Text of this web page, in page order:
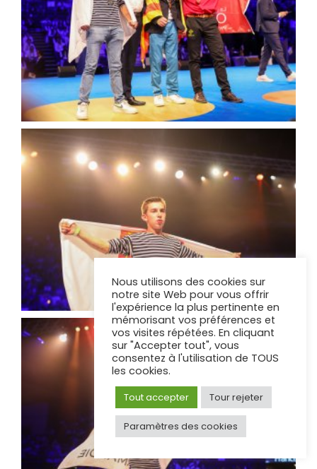
Nous utilisons des cookies sur
notre site Web pour vous offrir
l'expérience la plus pertinente en
mémorisant vos préférences et
vos visites répétées. En cliquant
sur "Accepter tout", vous
consentez à l'utilisation de TOUS
les cookies.
Tout accepter Tour rejeter
Paramètres des cookies